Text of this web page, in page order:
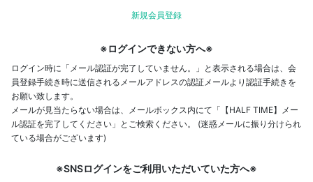
新規会員登録
※ログインできない方へ※
ログイン時に「メール認証が完了していません。」と表示される場合は、会
員登録手続き時に送信されるメールアドレスの認証メールより認証手続きを
お願い致します。
メールが見当たらない場合は、メールボックス内にて「【HALF TIME】メー
ル認証を完了してください」とご検索ください。 (迷惑メールに振り分けられ
ている場合がございます)
※SNSログインをご利用いただいていた方へ※